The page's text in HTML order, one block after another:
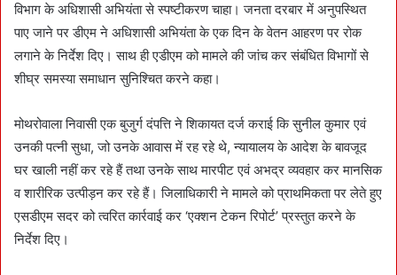
विभाग के अधिशासी अभियंता से स्पष्टीकरण चाहा। जनता दरबार में अनुपस्थित
पाए जाने पर डीएम ने अधिशासी अभियंता के एक दिन के वेतन आहरण पर रोक
लगाने के निर्देश दिए। साथ ही एडीएम को मामले की जांच कर संबंधित विभागों से
शीघ्र समस्या समाधान सुनिश्चित करने कहा।
मोथरोवाला निवासी एक बुजुर्ग दंपत्ति ने शिकायत दर्ज कराई कि सुनील कुमार एवं
उनकी पत्नी सुधा, जो उनके आवास में रह रहे थे, न्यायालय के आदेश के बावजूद
घर खाली नहीं कर रहे हैं तथा उनके साथ मारपीट एवं अभद्र व्यवहार कर मानसिक
व शारीरिक उत्पीड़न कर रहे हैं। जिलाधिकारी ने मामले को प्राथमिकता पर लेते हुए
एसडीएम सदर को त्वरित कार्रवाई कर ‘एक्शन टेकन रिपोर्ट’ प्रस्तुत करने के
निर्देश दिए।